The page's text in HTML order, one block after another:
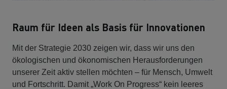
Raum für Ideen als Basis für Innovationen
Mit der Strategie 2030 zeigen wir, dass wir uns den
ökologischen und ökonomischen Herausforderungen
unserer Zeit aktiv stellen möchten – für Mensch, Umwelt
und Fortschritt. Damit „Work On Progress“ kein leeres